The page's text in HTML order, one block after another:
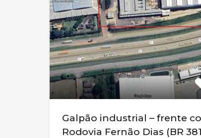
Galpão industrial – frente
Rodovia Fernão Dias (BR